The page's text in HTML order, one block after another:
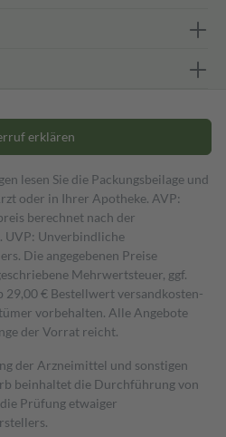
erklären
lesen Sie die Packungsbeilage und
oder in Ihrer Apotheke. AVP:
berechnet nach der
Unverbindliche
Die angegebenen Preise
Mehrwertsteuer, ggf.
29,00 € Bestell­wert versand­kosten­
vorbehalten. Alle Angebote
der Vorrat reicht.
der Arzneimittel und sonstigen
beinhaltet die Durchführung von
Prüfung etwaiger